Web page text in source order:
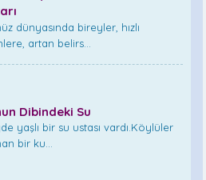
dünyasında bireyler, hızlı
artan belirs...
Dibindeki Su
yaşlı bir su ustası vardı.Köylüler
bir ku...